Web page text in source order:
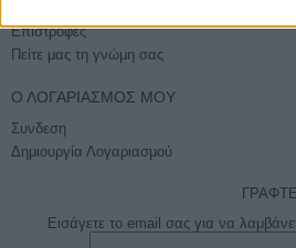
Επιστροφές
Πείτε μας τη γνώμη σας
Ο ΛΟΓΑΡΙΑΣΜΌΣ ΜΟΥ
Συνδεση
Δημιουργία Λογαριασμού
Εισάγετε το email σας για να